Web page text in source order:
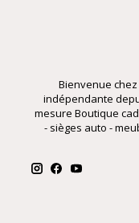
Bienvenue
indépendante
mesure Boutique
- sièges auto -